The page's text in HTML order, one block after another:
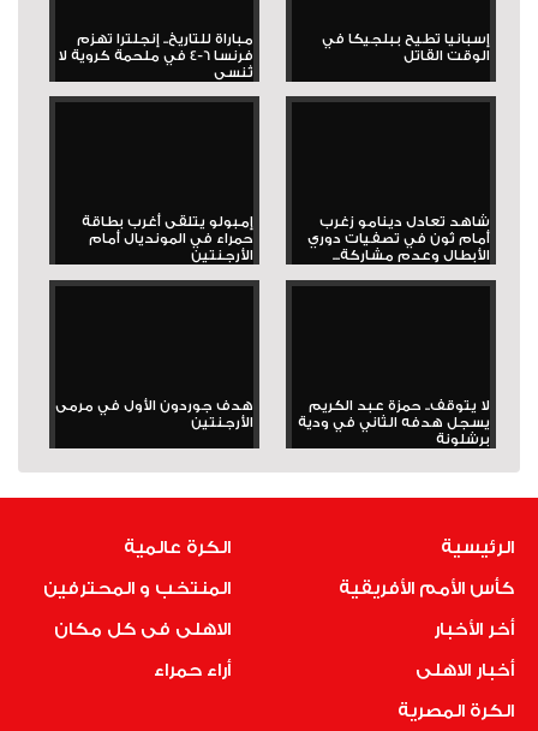
إسبانيا تطيح ببلجيكا في
الوقت القاتل
مباراة للتاريخ.. إنجلترا تهزم
فرنسا 6-4 في ملحمة كروية لا
تُنسى
شاهد تعادل دينامو زغرب
أمام ثون في تصفيات دوري
الأبطال وعدم مشاركة...
إمبولو يتلقى أغرب بطاقة
حمراء في المونديال أمام
الأرجنتين
لا يتوقف.. حمزة عبد الكريم
يسجل هدفه الثاني في ودية
برشلونة
هدف جوردون الأول في مرمى
الأرجنتين
الرئيسية
كأس الأمم الأفريقية
أخر الأخبار
أخبار الاهلى
الكرة المصرية
الكرة عالمية
المنتخب و المحترفين
الاهلى فى كل مكان
أراء حمراء